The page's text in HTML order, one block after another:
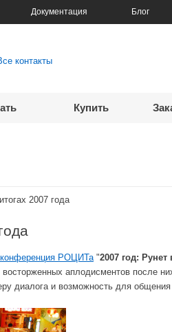
Документация Блог
контакты
Купить
2007 года
конференция РОЦИТа"2007 год: Рунет
аплодисментов после
диалога и возможность для общения